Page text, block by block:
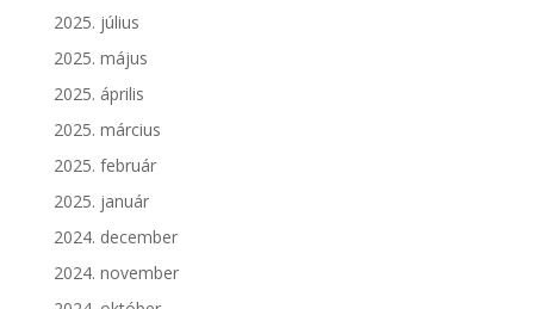
2025. július
2025. május
2025. április
2025. március
2025. február
2025. január
2024. december
2024. november